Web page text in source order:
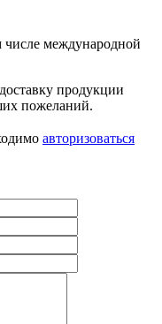
числе международной
продукции
пожеланий.
авторизоваться